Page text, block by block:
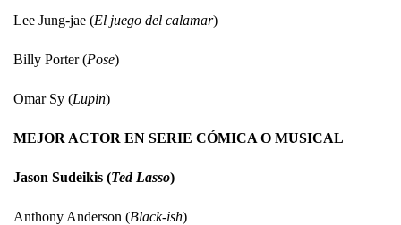
Lee Jung-jae (El juego del calamar)
Billy Porter (Pose)
Omar Sy (Lupin)
MEJOR ACTOR EN SERIE CÓMICA O MUSICAL
Jason Sudeikis (Ted Lasso)
Anthony Anderson (Black-ish)